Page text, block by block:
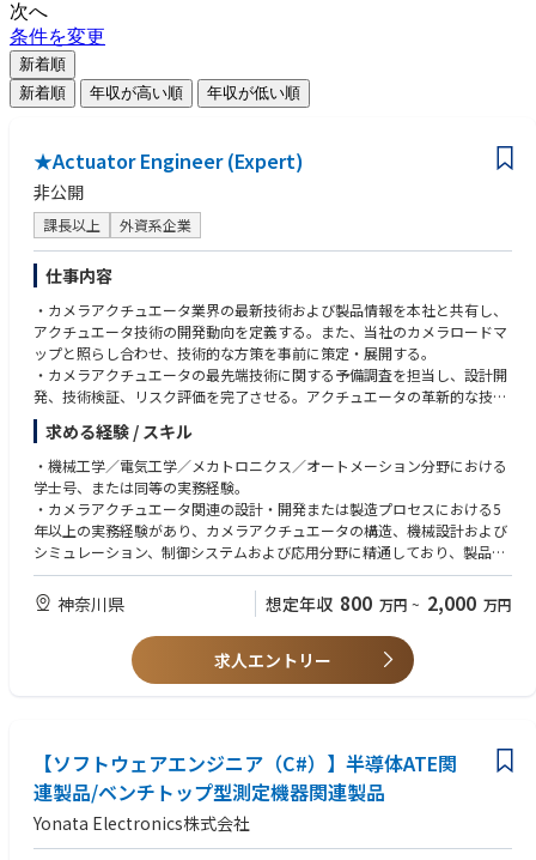
次へ
条件を変更
新着順
新着順
年収が高い順 年収が低い順
★Actuator Engineer (Expert)
非公開
課長以上 外資系企業
仕事内容
・カメラアクチュエータ業界の最新技術および製品情報を本社と共有し、
アクチュエータ技術の開発動向を定義する。また、当社のカメラロードマ
ップと照らし合わせ、技術的な方策を事前に策定・展開する。
・カメラアクチュエータの最先端技術に関する予備調査を担当し、設計開
発、技術検証、リスク評価を完了させる。アクチュエータの革新的な技術
的強みを拡大し、製品およびプロジェクトの要件を満たす。
・プロジェクトチームと連携し、カメラアクチュエータの技術プロジェク
ト計画および体系的な検証計画を策定する。設計の初期段階で設計および
工程上の課題を解決し、製品の全体的な品質を最適化するとともに、プロ
ジェクトを期日通りに完了させ、様々なプロジェクトリスクを回避・解決
する。
・アクチュエータ／モジュールサプライヤーやパートナーと連携し、製造
開発中に発生する課題を解決する。
求める経験 / スキル
・機械工学／電気工学／メカトロニクス／オートメーション分野における
学士号、または同等の実務経験。
・カメラアクチュエータ関連の設計・開発または製造プロセスにおける5
年以上の実務経験があり、カメラアクチュエータの構造、機械設計および
シミュレーション、制御システムおよび応用分野に精通しており、製品レ
ベルのシステム思考力およびイノベーション能力を有すること。
・閉ループ制御および減衰システムの設計経験とリスク特定能力を有する
こと。以下のハイエンドカメラアクチュエータについて、少なくとも2件
の開発・設計経験を有すること：ボールガイドOIS、フォールドアクチュ
エータ、SMAアクチュエータ、ピエゾアクチュエータ、新形態OISなど。
・CCMモジュール、レンズ、CMOSイメージセンサー、および回路基板に
神奈川県 想定年収 800 万円 ~ 2,000 万円
求人エントリー
【ソフトウェアエンジニア（C#）】半導体ATE関
連製品/ベンチトップ型測定機器関連製品
Yonata Electronics株式会社